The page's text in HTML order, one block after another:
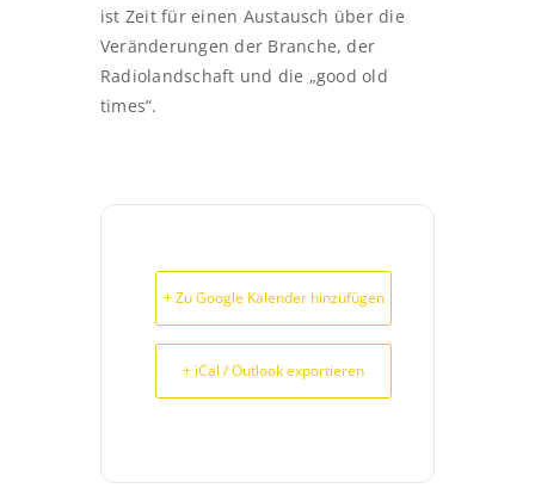
ist Zeit für einen Austausch über die
Veränderungen der Branche, der
Radiolandschaft und die „good old
times“.
+ Zu Google Kalender hinzufügen
+ iCal / Outlook exportieren